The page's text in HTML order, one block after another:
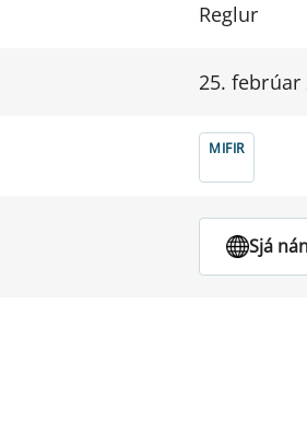
Reglur
25. febrúar
MIFIR
Sjá